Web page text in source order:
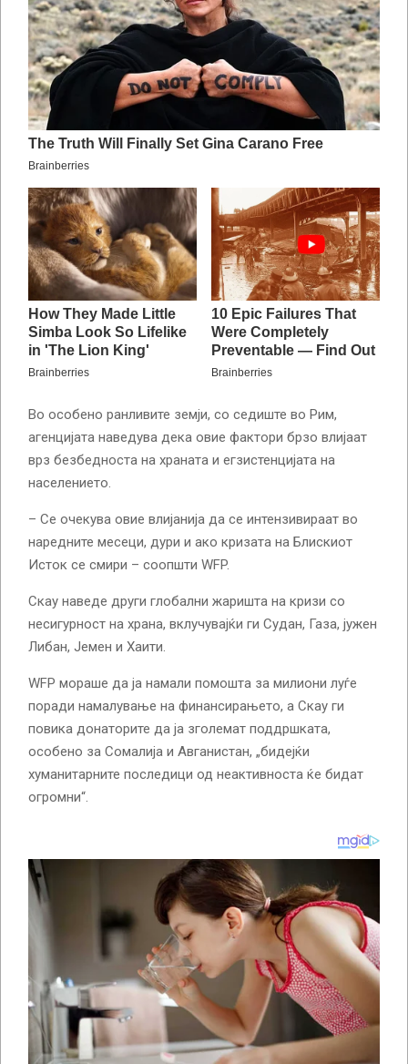
Во особено ранливите земји, со седиште во Рим,
агенцијата наведува дека овие фактори брзо влијаат
врз безбедноста на храната и егзистенцијата на
населението.
– Се очекува овие влијанија да се интензивираат во
наредните месеци, дури и ако кризата на Блискиот
Исток се смири – соопшти WFP.
Скау наведе други глобални жаришта на кризи со
несигурност на храна, вклучувајќи ги Судан, Газа, јужен
Либан, Јемен и Хаити.
WFP мораше да ја намали помошта за милиони луѓе
поради намалување на финансирањето, а Скау ги
повика донаторите да ја зголемат поддршката,
особено за Сомалија и Авганистан, „бидејќи
хуманитарните последици од неактивноста ќе бидат
огромни“.